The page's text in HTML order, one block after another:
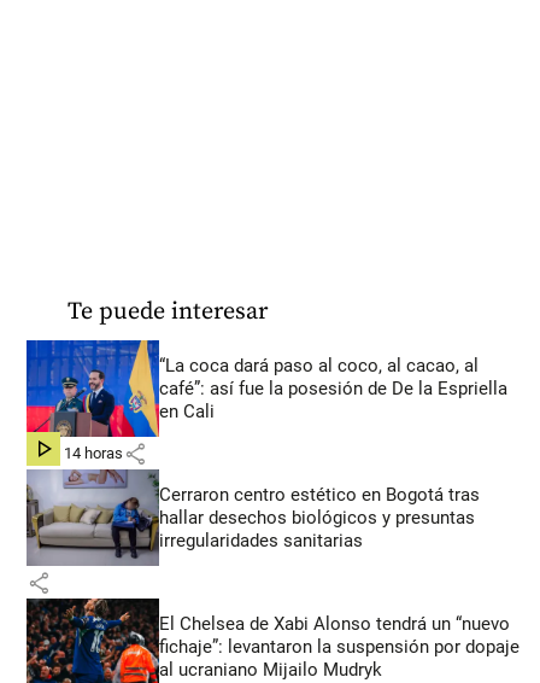
Te puede interesar
“La coca dará paso al coco, al cacao, al
café”: así fue la posesión de De la Espriella
en Cali
hace 14 horas share
Cerraron centro estético en Bogotá tras
hallar desechos biológicos y presuntas
irregularidades sanitarias
share
El Chelsea de Xabi Alonso tendrá un “nuevo
fichaje”: levantaron la suspensión por dopaje
al ucraniano Mijailo Mudryk